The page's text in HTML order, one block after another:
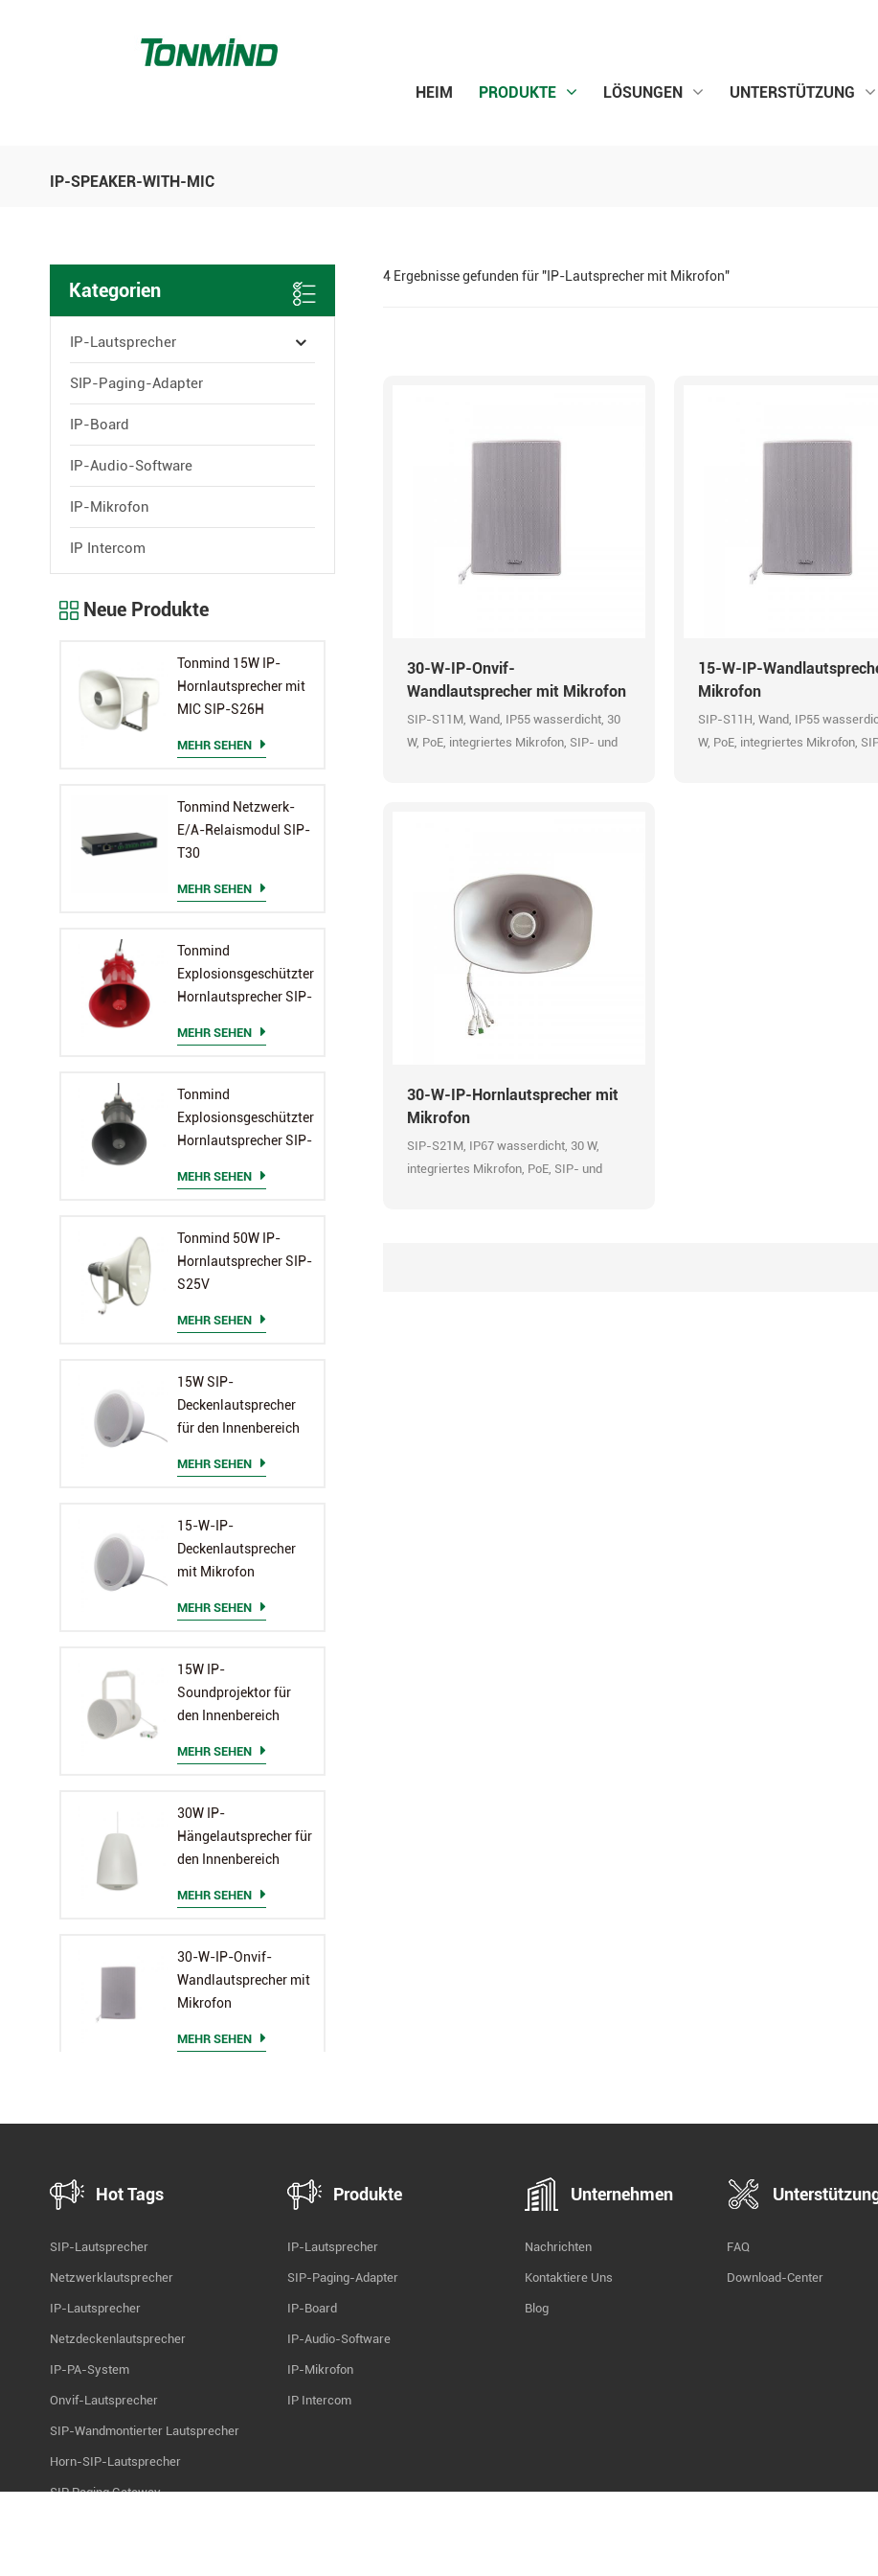
HEIM PRODUKTE LÖSUNGEN UNTERSTÜTZUNG
IP-SPEAKER-WITH-MIC
Kategorien
IP-Lautsprecher
SIP-Paging-Adapter
IP-Board
IP-Audio-Software
IP-Mikrofon
IP Intercom
Neue Produkte
Tonmind 15W IP-
Hornlautsprecher mit
MIC SIP-S26H
MEHR SEHEN
Tonmind Netzwerk-
E/A-Relaismodul SIP-
T30
MEHR SEHEN
Tonmind
Explosionsgeschützter
Hornlautsprecher SIP-
MEHR SEHEN
Tonmind
Explosionsgeschützter
Hornlautsprecher SIP-
MEHR SEHEN
Tonmind 50W IP-
Hornlautsprecher SIP-
S25V
MEHR SEHEN
15W SIP-
Deckenlautsprecher
für den Innenbereich
MEHR SEHEN
15-W-IP-
Deckenlautsprecher
mit Mikrofon
MEHR SEHEN
15W IP-
Soundprojektor für
den Innenbereich
MEHR SEHEN
30W IP-
Hängelautsprecher für
den Innenbereich
MEHR SEHEN
30-W-IP-Onvif-
Wandlautsprecher mit
Mikrofon
MEHR SEHEN
4 Ergebnisse gefunden für "IP-Lautsprecher mit Mikrofon"
30-W-IP-Onvif-
Wandlautsprecher mit Mikrofon
SIP-S11M, Wand, IP55 wasserdicht, 30
W, PoE, integriertes Mikrofon, SIP- und
15-W-IP-
Mikrofon
SIP-S11H, Wand, IP55
W, PoE, integriertes Mikrofon,
30-W-IP-Hornlautsprecher mit
Mikrofon
SIP-S21M, IP67 wasserdicht, 30 W,
integriertes Mikrofon, PoE, SIP- und
Hot Tags
SIP-Lautsprecher
Netzwerklautsprecher
IP-Lautsprecher
Netzdeckenlautsprecher
IP-PA-System
Onvif-Lautsprecher
SIP-Wandmontierter Lautsprecher
Horn-SIP-Lautsprecher
SIP Paging Gateway
Produkte
IP-Lautsprecher
SIP-Paging-Adapter
IP-Board
IP-Audio-Software
IP-Mikrofon
IP Intercom
Unternehmen
Nachrichten
Kontaktiere Uns
Blog
FAQ
Download-Center